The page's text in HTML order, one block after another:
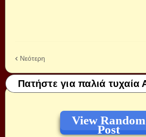
Νεότερη
Πατήστε για παλιά τυχαία
View Random
Post